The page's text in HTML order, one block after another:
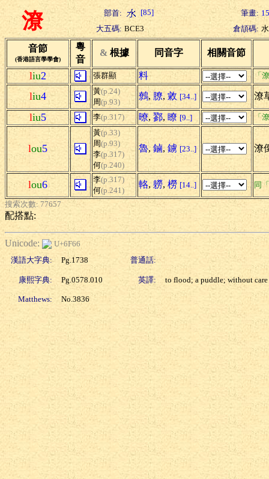
潦 部首: [85] 筆畫: 15
大五碼: BCE3 倉頡碼:
音節
(香港語言學學會)
粵
音
& 根據 同音字 相關音節
liu2 張群顯 料 「
liu4 黃(p.24)
周(p.93)
鷯, 膫, 敹 [34..] 潦
liu5 李(p.317) 暸, 鄝, 瞭 [9..] 「
lou5
黃(p.33)
周(p.93)
李(p.317)
何(p.240)
魯, 鏀, 鐪 [23..] 潦
lou6 李(p.317)
何(p.241)
輅, 軂, 橯 [14..] 同
搜索次數: 77657
配搭點:
Unicode:
U+6F66
漢語大字典:
Pg.1738 普通話:
康熙字典: Pg.0578.010 英譯: to flood; a puddle; without care
Matthews: No.3836